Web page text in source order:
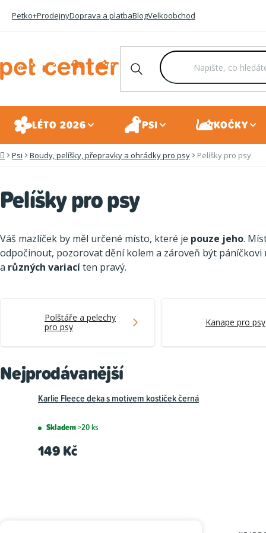
Petko+ProdejnyDoprava a platbaBlogVelkoobchod
LÉTO 2026 PSI KOČKY
Domů
Psi Boudy, pelíšky, přepravky a ohrádky pro psy Pelíšky pro psy
Pelíšky pro psy
Váš mazlíček by měl určené místo, které je pouze jeho.
odpočinout, pozorovat dění kolem a zároveň být páníčkovi
a různých variacíten pravý.
Polštáře a pelechy
pro psy
Kanape pro psy
Nejprodávanější
Karlie Fleece deka s motivem kostiček černá
Skladem>20 ks
149 Kč